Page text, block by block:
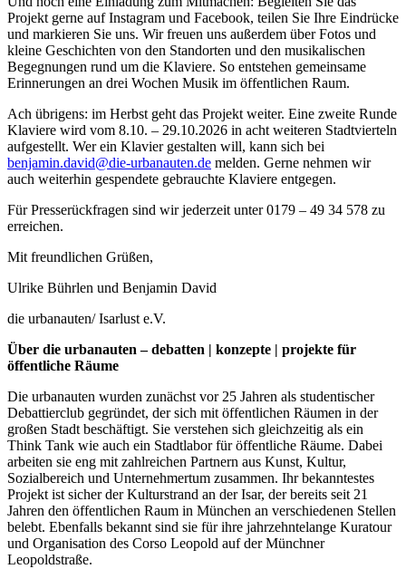
Projekt gerne auf Instagram und Facebook, teilen Sie Ihre Eindrücke
und markieren Sie uns. Wir freuen uns außerdem über Fotos und
kleine Geschichten von den Standorten und den musikalischen
Begegnungen rund um die Klaviere. So entstehen gemeinsame
Erinnerungen an drei Wochen Musik im öffentlichen Raum.
Ach übrigens: im Herbst geht das Projekt weiter. Eine zweite Runde
Klaviere wird vom 8.10. – 29.10.2026 in acht weiteren Stadtvierteln
aufgestellt. Wer ein Klavier gestalten will, kann sich bei
benjamin.david@die-urbanauten.de melden. Gerne nehmen wir
auch weiterhin gespendete gebrauchte Klaviere entgegen.
Für Presserückfragen sind wir jederzeit unter 0179 – 49 34 578 zu
erreichen.
Mit freundlichen Grüßen,
Ulrike Bührlen und Benjamin David
die urbanauten/ Isarlust e.V.
Über die urbanauten – debatten | konzepte | projekte für
öffentliche Räume
Die urbanauten wurden zunächst vor 25 Jahren als studentischer
Debattierclub gegründet, der sich mit öffentlichen Räumen in der
großen Stadt beschäftigt. Sie verstehen sich gleichzeitig als ein
Think Tank wie auch ein Stadtlabor für öffentliche Räume. Dabei
arbeiten sie eng mit zahlreichen Partnern aus Kunst, Kultur,
Sozialbereich und Unternehmertum zusammen. Ihr bekanntestes
Projekt ist sicher der Kulturstrand an der Isar, der bereits seit 21
Jahren den öffentlichen Raum in München an verschiedenen Stellen
belebt. Ebenfalls bekannt sind sie für ihre jahrzehntelange Kuratour
und Organisation des Corso Leopold auf der Münchner
Leopoldstraße.